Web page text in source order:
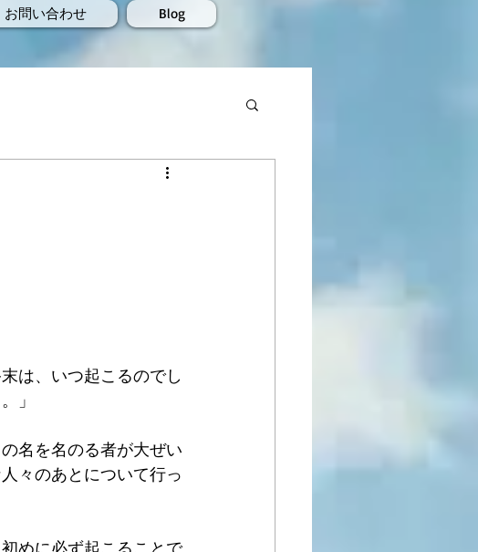
お問い合わせ Blog
は、いつ起こるのでし
」
名を名のる者が大ぜい
々のあとについて行っ
めに必ず起こることで